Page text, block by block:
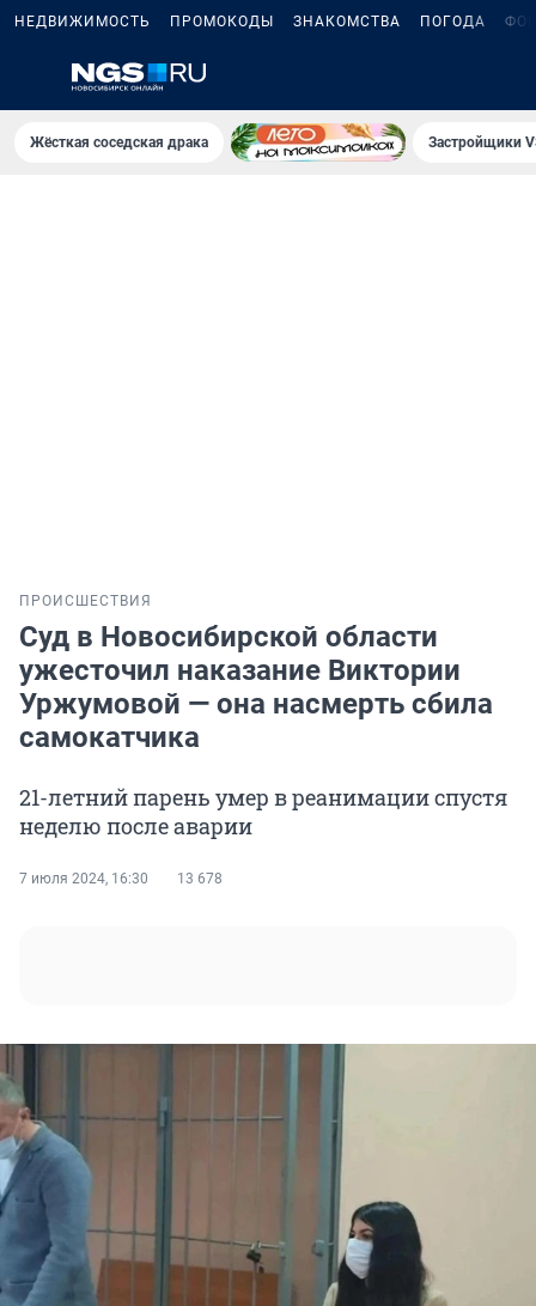
НЕДВИЖИМОСТЬ ПРОМОКОДЫ ЗНАКОМСТВА ПОГОДА
Жёсткая соседская драка Застройщики
ПРОИСШЕСТВИЯ
Суд в Новосибирской области
ужесточил наказание Виктории
Уржумовой — она насмерть сбила
самокатчика
21-летний парень умер в реанимации спустя
неделю после аварии
7 июля 2024, 16:30 13 678